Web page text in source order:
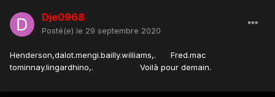
Dje0968
Posté(e) le 29 septembre 2020
Henderson,dalot.mengi.bailly.williams,. Fred.mac
tominnay.lingardhino,. Voilà pour demain.